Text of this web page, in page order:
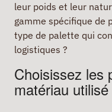
leur poids et leur
gamme spécifique de
type de palette qui
logistiques ?
Choisissez les
matériau utilisé